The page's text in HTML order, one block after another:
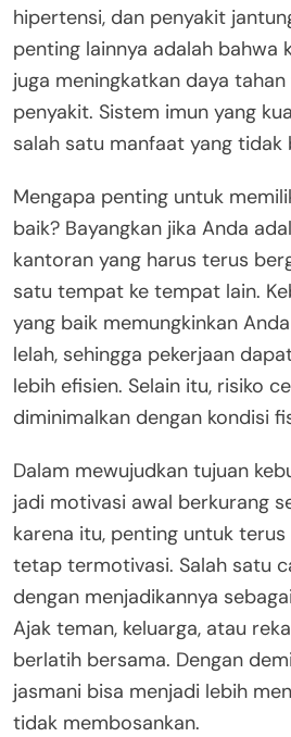
hipertensi, dan penyakit
penting lainnya adalah bahwa
juga meningkatkan daya
penyakit. Sistem imun yang
salah satu manfaat yang tidak
Mengapa penting untuk
baik? Bayangkan jika Anda
kantoran yang harus terus
satu tempat ke tempat lain.
yang baik memungkinkan
lelah, sehingga pekerjaan
lebih efisien. Selain itu, risiko
diminimalkan dengan kondisi
Dalam mewujudkan tujuan
jadi motivasi awal berkurang
karena itu, penting untuk
tetap termotivasi. Salah satu
dengan menjadikannya
Ajak teman, keluarga, atau
berlatih bersama. Dengan
jasmani bisa menjadi lebih
tidak membosankan.